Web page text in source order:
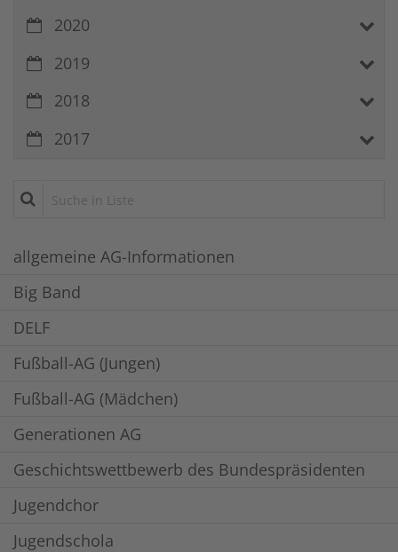
2020
2019
2018
2017
Suche in Liste
allgemeine AG-Informationen
Big Band
DELF
Fußball-AG (Jungen)
Fußball-AG (Mädchen)
Generationen AG
Geschichtswettbewerb des Bundespräsidenten
Jugendchor
Jugendschola